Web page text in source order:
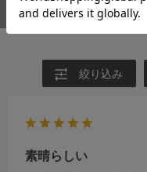
ユーザーレビュー（1）
絞り込み
素晴らしい